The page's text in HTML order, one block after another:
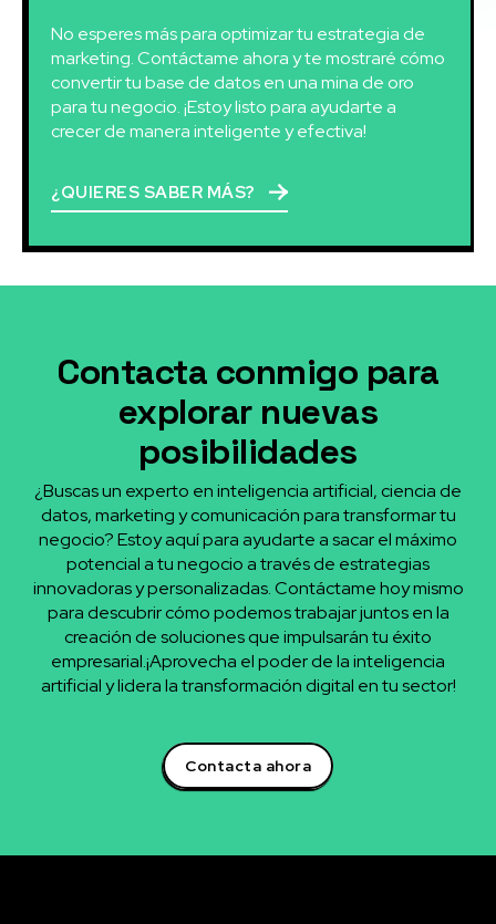
No esperes más para optimizar tu estrategia de
marketing. Contáctame ahora y te mostraré cómo
convertir tu base de datos en una mina de oro
para tu negocio. ¡Estoy listo para ayudarte a
crecer de manera inteligente y efectiva!
¿QUIERES SABER MÁS?
Contacta conmigo para
explorar nuevas
posibilidades
¿Buscas un experto en inteligencia artificial, ciencia de
datos, marketing y comunicación para transformar tu
negocio? Estoy aquí para ayudarte a sacar el máximo
potencial a tu negocio a través de estrategias
innovadoras y personalizadas. Contáctame hoy mismo
para descubrir cómo podemos trabajar juntos en la
creación de soluciones que impulsarán tu éxito
empresarial.¡Aprovecha el poder de la inteligencia
artificial y lidera la transformación digital en tu sector!
Contacta ahora